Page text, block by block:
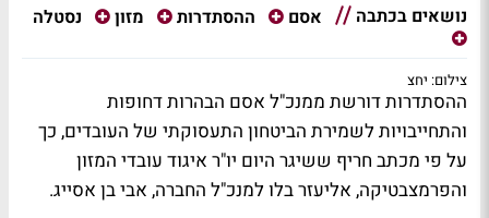
נושאים בכתבה אסם ההסתדרות מזון נסטלה
צילום: יחצ
ההסתדרות דורשת ממנכ"ל אסם הבהרות דחופות
והתחייבויות לשמירת הביטחון התעסוקתי של העובדים, כך
על פי מכתב חריף ששיגר היום יו"ר איגוד עובדי המזון
והפרמצבטיקה, אליעזר בלו למנכ"ל החברה, אבי בן אסייג.